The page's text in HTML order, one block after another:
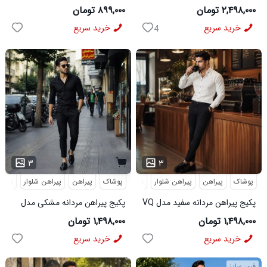
3991
۸۹۹,۰۰۰ تومان
خرید سریع
MAN مشکی
۲,۴۹۸,۰۰۰ تومان
خرید سریع 4
۳
پوشاک پیراهن پیراهن شلوار
پکیج پیراهن مردانه مشکی مدل
VQ شلوار مردانه مشکی مدل
MOBIN
۱,۴۹۸,۰۰۰ تومان
خرید سریع
۳ ...
پوشاک پیراهن پیراهن شلوار شلوار مردانه
پکیج پیراهن مردانه سفید مدل VQ
شلوار مردانه مشکی مدل MOBIN
۱,۴۹۸,۰۰۰ تومان
خرید سریع